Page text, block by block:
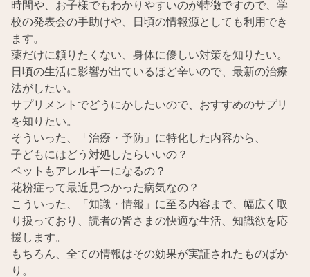
時間や、お子様でもわかりやすいのが特徴ですので、学
校の発表会の手助けや、日頃の情報源としても利用でき
ます。
薬だけに頼りたくない、身体に優しい対策を知りたい。
日頃の生活に影響が出ているほど辛いので、最新の治療
法がしたい。
サプリメントでどうにかしたいので、おすすめのサプリ
を知りたい。
そういった、「治療・予防」に特化した内容から、
子どもにはどう対処したらいいの？
ペットもアレルギーになるの？
花粉症って最近見つかった病気なの？
こういった、「知識・情報」に至る内容まで、幅広く取
り扱っており、読者の皆さまの快適な生活、知識欲を応
援します。
もちろん、全ての情報はその効果が実証されたものばか
り。